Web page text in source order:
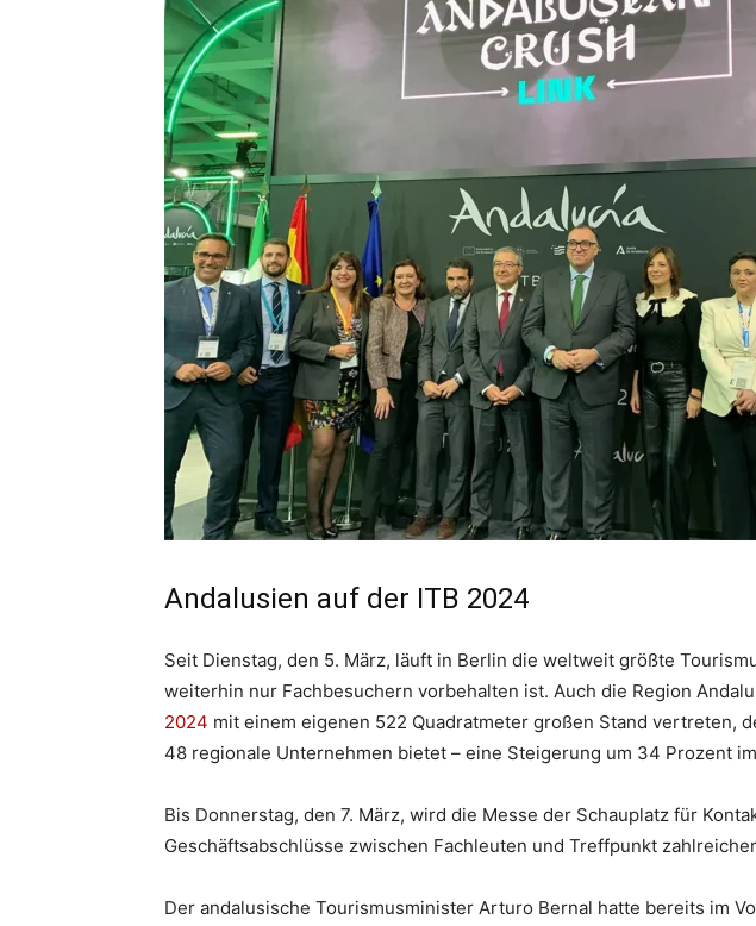
Andalusien auf der ITB 2024
Seit Dienstag, den 5. März, läuft in Berlin die weltweit größte
weiterhin nur Fachbesuchern vorbehalten ist. Auch die Region
2024 mit einem eigenen 522 Quadratmeter großen Stand vertreten,
48 regionale Unternehmen bietet – eine Steigerung um 34 Prozent
Bis Donnerstag, den 7. März, wird die Messe der Schauplatz für
Geschäftsabschlüsse zwischen Fachleuten und Treffpunkt
Der andalusische Tourismusminister Arturo Bernal hatte bereits im